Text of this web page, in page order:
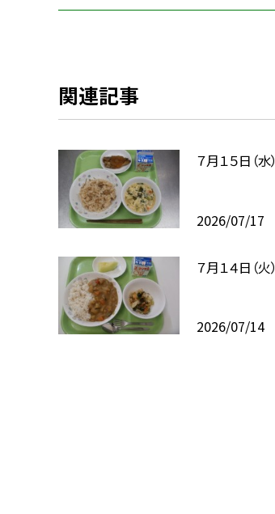
関連記事
７月１５日（水）
2026/07/17
７月１４日（火）
2026/07/14